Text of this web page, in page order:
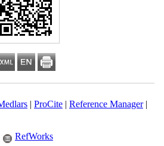
Medlars|ProCite|Reference Manager
RefWorks